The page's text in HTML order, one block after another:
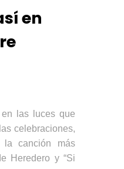
en
las luces que
celebraciones,
la canción más
Heredero y “Si